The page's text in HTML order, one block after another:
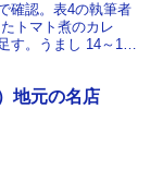
確認。表4の執筆者
トマト煮のカレ
す。うまし 14～17
地元の名店